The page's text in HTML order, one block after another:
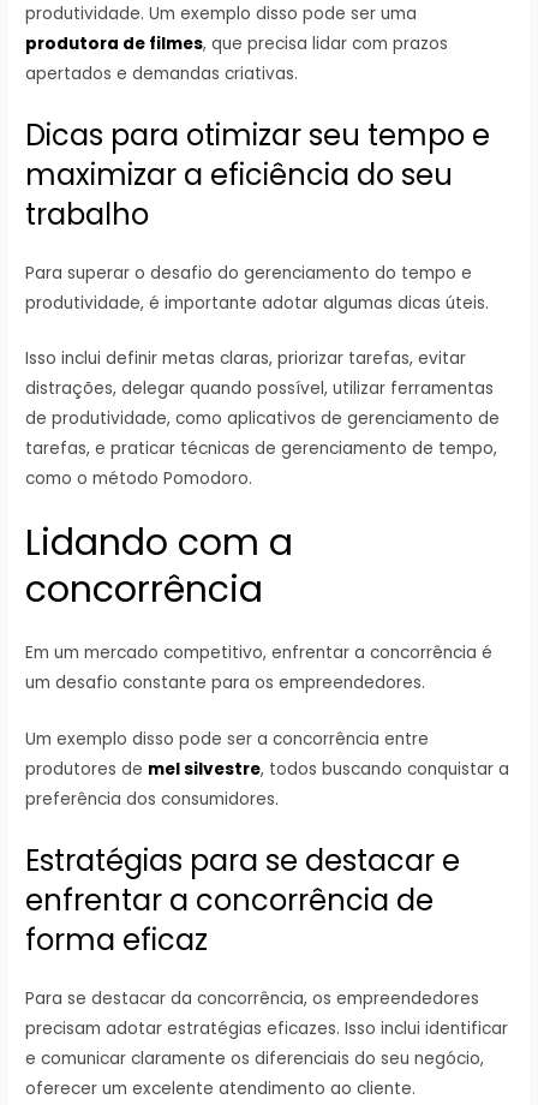
produtividade. Um exemplo disso pode ser uma
produtora de filmes, que precisa lidar com prazos
apertados e demandas criativas.
Dicas para otimizar seu tempo e
maximizar a eficiência do seu
trabalho
Para superar o desafio do gerenciamento do tempo e
produtividade, é importante adotar algumas dicas úteis.
Isso inclui definir metas claras, priorizar tarefas, evitar
distrações, delegar quando possível, utilizar ferramentas
de produtividade, como aplicativos de gerenciamento de
tarefas, e praticar técnicas de gerenciamento de tempo,
como o método Pomodoro.
Lidando com a
concorrência
Em um mercado competitivo, enfrentar a concorrência é
um desafio constante para os empreendedores.
Um exemplo disso pode ser a concorrência entre
produtores de mel silvestre, todos buscando conquistar a
preferência dos consumidores.
Estratégias para se destacar e
enfrentar a concorrência de
forma eficaz
Para se destacar da concorrência, os empreendedores
precisam adotar estratégias eficazes. Isso inclui identificar
e comunicar claramente os diferenciais do seu negócio,
oferecer um excelente atendimento ao cliente.